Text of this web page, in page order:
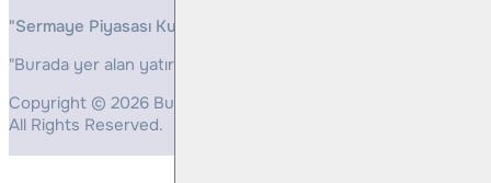
"Sermaye Piyasası Kurulunun, Yatırım Hizmetleri ve
"Burada yer alan yatırım bilgi, yorum ve tavsiyeleri yatırım
Copyright © 2026 Bulls Yatırım Menkul Değerler
All Rights Reserved.